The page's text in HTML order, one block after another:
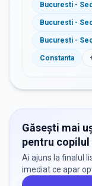
Bucuresti -
Bucuresti -
Bucuresti -
Constanta
Găsești mai
pentru copilul
Ai ajuns la finalul
imediat ce apar